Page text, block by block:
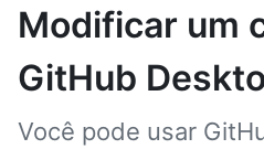
Modificar um
GitHub
Você pode usar